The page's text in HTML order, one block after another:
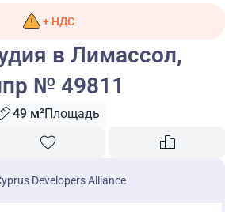
+ НДС
в Лимассол,
№ 49811
49 м²Площадь
Developers Alliance